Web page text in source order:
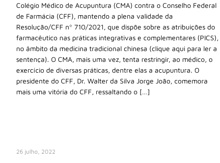
Colégio Médico de Acupuntura (CMA) contra o Conselho Federal
de Farmácia (CFF), mantendo a plena validade da
Resolução/CFF nº 710/2021, que dispõe sobre as atribuições do
farmacêutico nas práticas integrativas e complementares (PICS),
no âmbito da medicina tradicional chinesa (clique aqui para ler a
sentença). O CMA, mais uma vez, tenta restringir, ao médico, o
exercício de diversas práticas, dentre elas a acupuntura. O
presidente do CFF, Dr. Walter da Silva Jorge João, comemora
mais uma vitória do CFF, ressaltando o […]
26 julho, 2022